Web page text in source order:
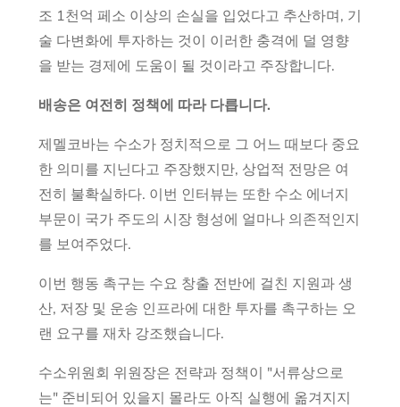
조 1천억 페소 이상의 손실을 입었다고 추산하며, 기
술 다변화에 투자하는 것이 이러한 충격에 덜 영향
을 받는 경제에 도움이 될 것이라고 주장합니다.
배송은 여전히 정책에 따라 다릅니다.
제멜코바는 수소가 정치적으로 그 어느 때보다 중요
한 의미를 지닌다고 주장했지만, 상업적 전망은 여
전히 불확실하다. 이번 인터뷰는 또한 수소 에너지
부문이 국가 주도의 시장 형성에 얼마나 의존적인지
를 보여주었다.
이번 행동 촉구는 수요 창출 전반에 걸친 지원과 생
산, 저장 및 운송 인프라에 대한 투자를 촉구하는 오
랜 요구를 재차 강조했습니다.
수소위원회 위원장은 전략과 정책이 "서류상으로
는" 준비되어 있을지 몰라도 아직 실행에 옮겨지지